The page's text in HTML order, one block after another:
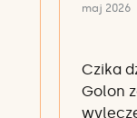
maj 2026
Czika
Golon